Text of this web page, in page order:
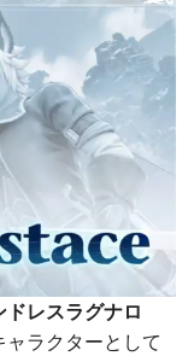
ドレスラグナロ
ラクターとして